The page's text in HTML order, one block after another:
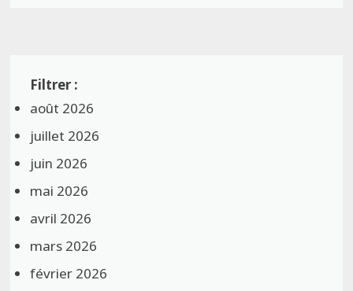
août 2026
juillet 2026
juin 2026
mai 2026
avril 2026
mars 2026
février 2026